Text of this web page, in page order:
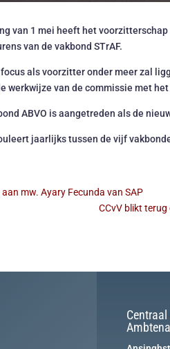
van 1 mei heeft het
van de vakbond STrAF.
als voorzitter onder meer zal
werkwijze van de commissie met
ABVO is aangetreden als de
jaarlijks tussen de vijf
mw. Ayary Fecunda van SAP
CCvV blikt